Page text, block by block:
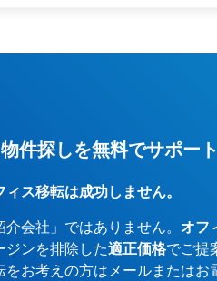
件探しを無料でサポー
ス移転は成功しません。
会社」ではありません。 オフ
ジンを排除した適正価格でご提
をお考えの方はメールまたは